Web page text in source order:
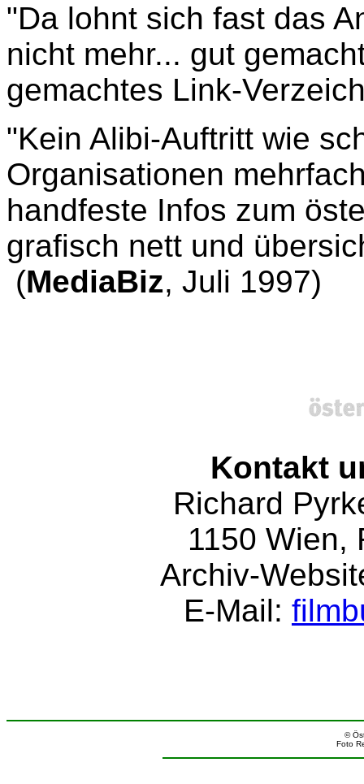
"Da lohnt sich fast das
nicht mehr... gut
gemachtes Link-
"Kein Alibi-Auftritt wie
Organisationen
handfeste Infos zum
grafisch nett und
(MediaBiz, Juli 1997)
Kontakt
Richard
1150 Wien,
Archiv-
E-Mail:
©
Foto